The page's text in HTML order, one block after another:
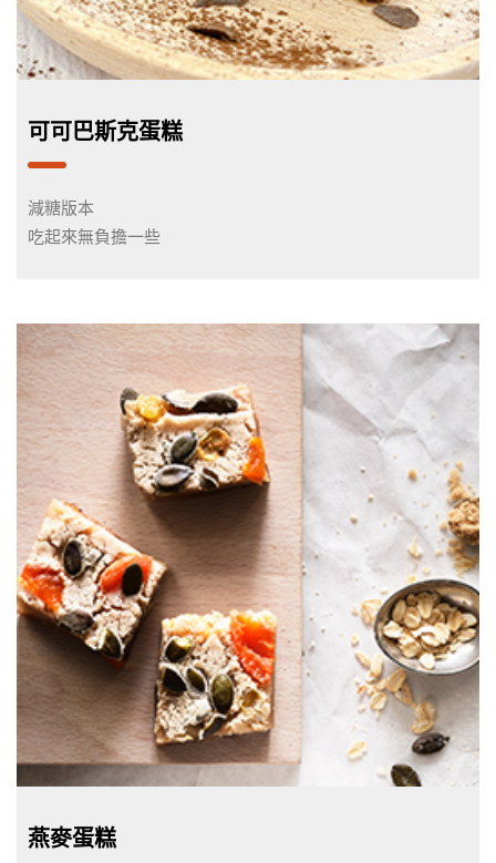
可可巴斯克蛋糕
減糖版本
吃起來無負擔一些
燕麥蛋糕